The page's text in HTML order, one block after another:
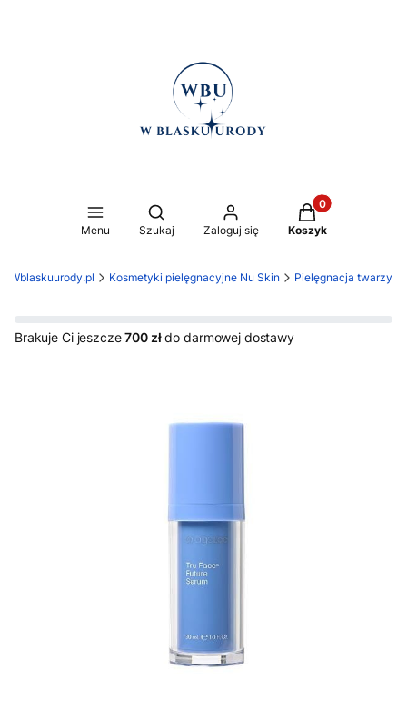
Menu
Otwórz wyszukiwarkę
Szukaj Zaloguj się
Produkty w
Koszyk
Wblaskuurody.pl Kosmetyki pielęgnacyjne Nu Skin Pielęgnacja twarzy
Brakuje Ci jeszcze700 złdo darmowej dostawy